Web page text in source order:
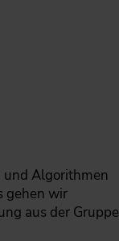
und Algorithmen
gehen wir
aus der Gruppe